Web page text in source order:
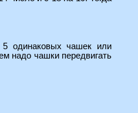
5 одинаковых чашек или
надо чашки передвигать